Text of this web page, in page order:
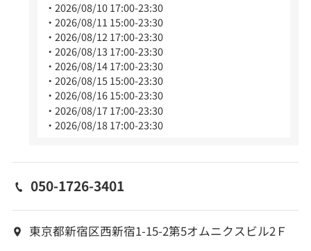
2026/08/10 17:00-23:30
2026/08/11 15:00-23:30
2026/08/12 17:00-23:30
2026/08/13 17:00-23:30
2026/08/14 17:00-23:30
2026/08/15 15:00-23:30
2026/08/16 15:00-23:30
2026/08/17 17:00-23:30
2026/08/18 17:00-23:30
050-1726-3401
東京都新宿区西新宿1-15-2第5オムニクスビル2Ｆ